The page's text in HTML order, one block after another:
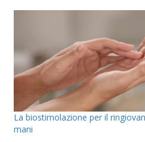
La biostimolazione per il
mani